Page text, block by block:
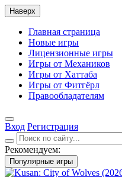
Наверх
Главная страница
Новые игры
Лицензионные игры
Игры от Механиков
Игры от Хаттаба
Игры от Фитгёрл
Правообладателям
Вход Регистрация
Рекомендуем:
Популярные игры